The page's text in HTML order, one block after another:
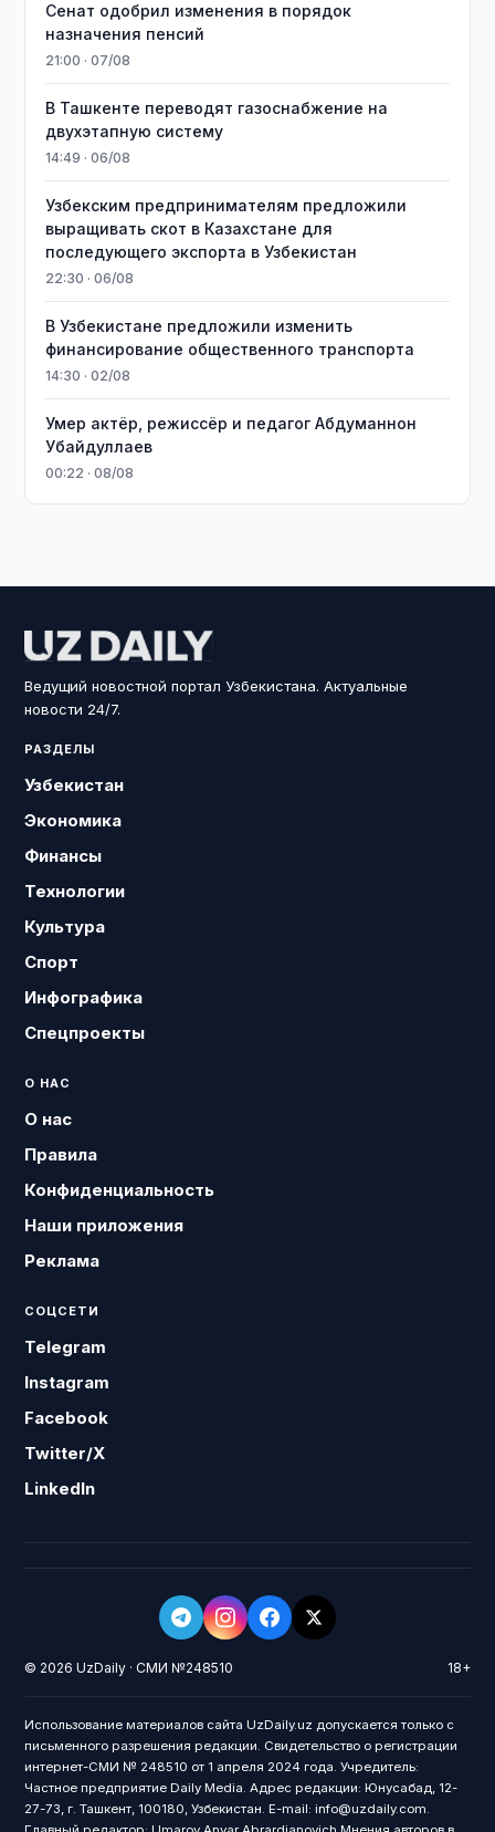
Сенат одобрил изменения в порядок
назначения пенсий
21:00 · 07/08
В Ташкенте переводят газоснабжение на
двухэтапную систему
14:49 · 06/08
Узбекским предпринимателям предложили
выращивать скот в Казахстане для
последующего экспорта в Узбекистан
22:30 · 06/08
В Узбекистане предложили изменить
финансирование общественного транспорта
14:30 · 02/08
Умер актёр, режиссёр и педагог Абдуманнон
Убайдуллаев
00:22 · 08/08
Ведущий новостной портал Узбекистана. Актуальные
новости 24/7.
РАЗДЕЛЫ
Узбекистан
Экономика
Финансы
Технологии
Культура
Спорт
Инфографика
Спецпроекты
О НАС
О нас
Правила
Конфиденциальность
Наши приложения
Реклама
СОЦСЕТИ
Telegram
Instagram
Facebook
Twitter/X
LinkedIn
© 2026 UzDaily · СМИ №248510 18+
Использование материалов сайта UzDaily.uz допускается только с
письменного разрешения редакции. Свидетельство о регистрации
интернет-СМИ № 248510 от 1 апреля 2024 года. Учредитель:
Частное предприятие Daily Media. Адрес редакции: Юнусабад, 12-
27-73, г. Ташкент, 100180, Узбекистан. E-mail: info@uzdaily.com.